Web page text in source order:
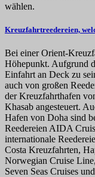
wählen.
Kreuzfahrtreedereien,
Bei einer Orient-
Höhepunkt. Aufgrund
Einfahrt an Deck zu
auch von großen
der Kreuzfahrthafen
Khasab angesteuert.
Hafen von Doha sind
Reedereien AIDA
internationale
Costa Kreuzfahrten,
Norwegian Cruise
Seven Seas Cruises